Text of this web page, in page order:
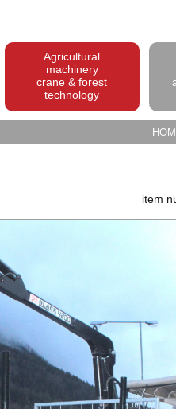
Agricultural
machinery
crane & forest
technology
item